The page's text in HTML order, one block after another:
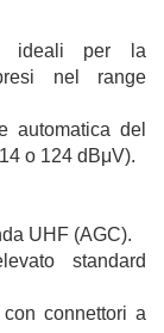
ideali per la
nel range
automatica del
o 124 dBμV).
UHF (AGC).
standard
connettori a